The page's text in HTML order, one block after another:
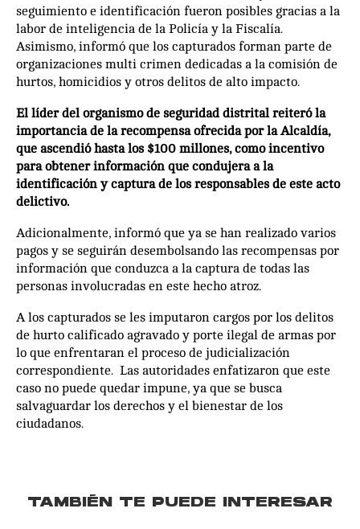
seguimiento e identificación fueron posibles gracias a la
labor de inteligencia de la Policía y la Fiscalía.
Asimismo, informó que los capturados forman parte de
organizaciones multi crimen dedicadas a la comisión de
hurtos, homicidios y otros delitos de alto impacto.
El líder del organismo de seguridad distrital reiteró la
importancia de la recompensa ofrecida por la Alcaldía,
que ascendió hasta los $100 millones, como incentivo
para obtener información que condujera a la
identificación y captura de los responsables de este acto
delictivo.
Adicionalmente, informó que ya se han realizado varios
pagos y se seguirán desembolsando las recompensas por
información que conduzca a la captura de todas las
personas involucradas en este hecho atroz.
A los capturados se les imputaron cargos por los delitos
de hurto calificado agravado y porte ilegal de armas por
lo que enfrentaran el proceso de judicialización
correspondiente. Las autoridades enfatizaron que este
caso no puede quedar impune, ya que se busca
salvaguardar los derechos y el bienestar de los
ciudadanos.
TAMBIÉN TE PUEDE INTERESAR